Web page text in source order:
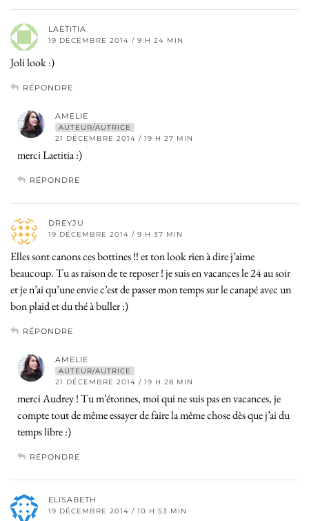
LAETITIA
19 DÉCEMBRE 2014 / 9 H 24 MIN
Joli look :)
RÉPONDRE
AMELIE
AUTEUR/AUTRICE
21 DÉCEMBRE 2014 / 19 H 27 MIN
merci Laetitia :)
RÉPONDRE
DREYJU
19 DÉCEMBRE 2014 / 9 H 37 MIN
Elles sont canons ces bottines !! et ton look rien à dire j’aime
beaucoup. Tu as raison de te reposer ! je suis en vacances le 24 au soir
et je n’ai qu’une envie c’est de passer mon temps sur le canapé avec un
bon plaid et du thé à buller :)
RÉPONDRE
AMELIE
AUTEUR/AUTRICE
21 DÉCEMBRE 2014 / 19 H 28 MIN
merci Audrey ! Tu m’étonnes, moi qui ne suis pas en vacances, je
compte tout de même essayer de faire la même chose dès que j’ai du
temps libre :)
RÉPONDRE
ELISABETH
19 DÉCEMBRE 2014 / 10 H 53 MIN